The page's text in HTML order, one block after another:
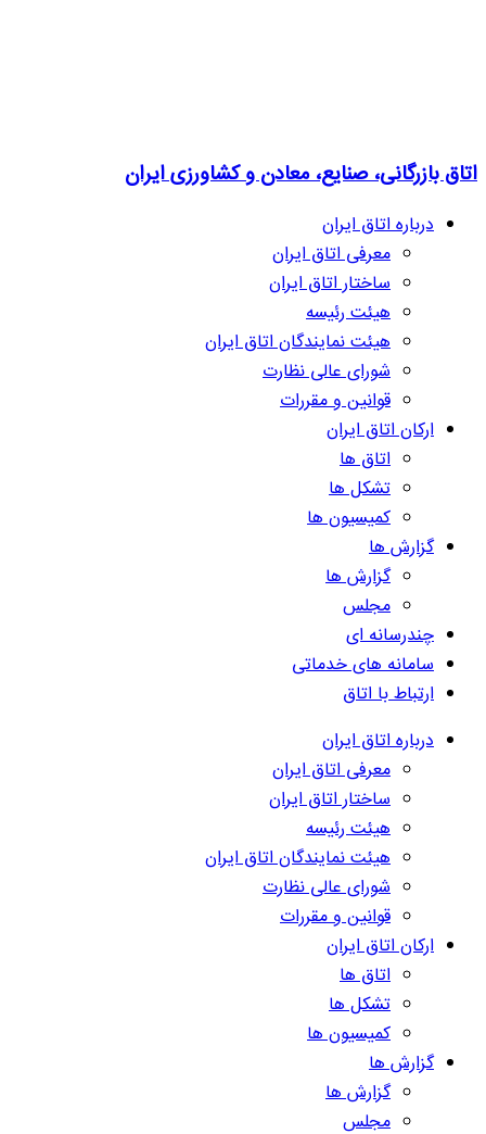
اتاق بازرگانی، صنایع، معادن و کشاورزی ایران
درباره اتاق ایران
معرفی اتاق ایران
ساختار اتاق ایران
هیئت رئیسه
هیئت نمایندگان اتاق ایران
شورای عالی نظارت
قوانین و مقررات
ارکان اتاق ایران
اتاق ها
تشکل ها
کمیسیون ها
گزارش ها
گزارش ها
مجلس
چندرسانه ای
سامانه های خدماتی
ارتباط با اتاق
درباره اتاق ایران
معرفی اتاق ایران
ساختار اتاق ایران
هیئت رئیسه
هیئت نمایندگان اتاق ایران
شورای عالی نظارت
قوانین و مقررات
ارکان اتاق ایران
اتاق ها
تشکل ها
کمیسیون ها
گزارش ها
گزارش ها
مجلس